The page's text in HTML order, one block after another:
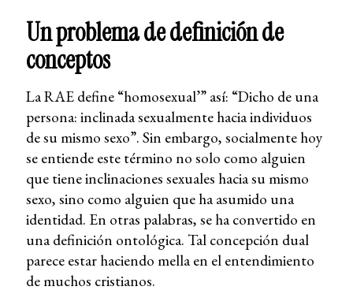
Un problema de definición de
conceptos
La RAE define “homosexual’” así: “Dicho de una
persona: inclinada sexualmente hacia individuos
de su mismo sexo”. Sin embargo, socialmente hoy
se entiende este término no solo como alguien
que tiene inclinaciones sexuales hacia su mismo
sexo, sino como alguien que ha asumido una
identidad. En otras palabras, se ha convertido en
una definición ontológica. Tal concepción dual
parece estar haciendo mella en el entendimiento
de muchos cristianos.